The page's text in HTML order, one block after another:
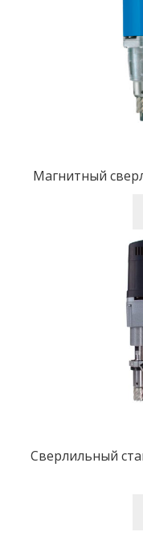
Магнитный
Сверлильный